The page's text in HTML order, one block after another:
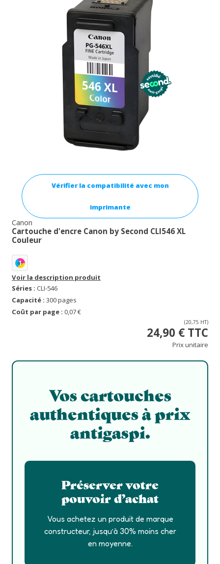
Vérifier la compatibilité avec mon
imprimante
Canon
Cartouche d'encre Canon by Second CLI546 XL
Couleur
1
Voir la description produit
Séries : CLI-546
Capacité : 300 pages
Coût par page : 0,07 €
(20,75 HT)
24,90 € TTC
Prix unitaire
Vos cartouches
authentiques à prix
antigaspi.
Préserver votre
pouvoir d’achat
Vous achetez un produit de marque
constructeur, jusqu’à 30% moins cher
en moyenne.